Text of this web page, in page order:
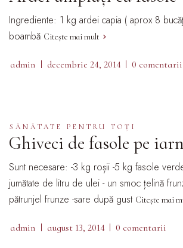
Ingrediente: 1 kg ardei capia ( aprox 8
boambă Citește mai mult
admin decembrie 24, 2014 0 comentarii
SĂNĂTATE PENTRU TOȚI
Ghiveci de fasole pe
Sunt necesare: -3 kg roșii -5 kg fasole
jumătate de litru de ulei - un smoc țelină
pătrunjel frunze -sare după gust Citește mai
admin august 13, 2014 0 comentarii